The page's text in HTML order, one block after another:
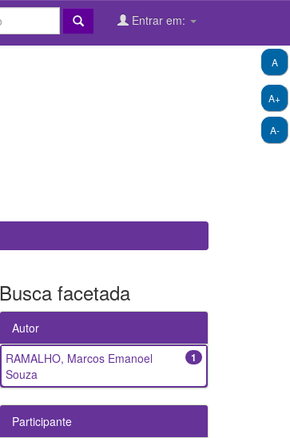
Entrar em:
A+
A-
A
Busca facetada
Autor
1
RAMALHO, Marcos Emanoel
Souza
Participante